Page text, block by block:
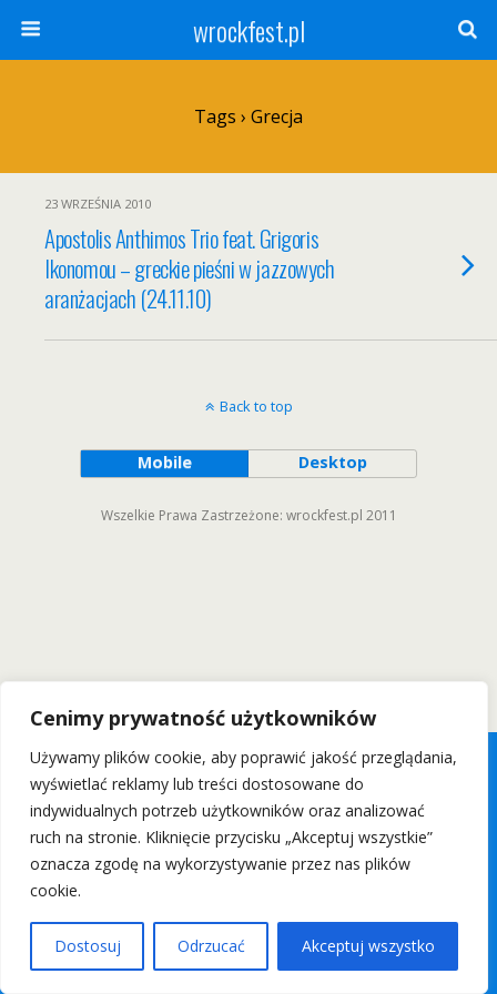
Cenimy prywatność użytkowników
Używamy plików cookie, aby poprawić jakość przeglądania,
wyświetlać reklamy lub treści dostosowane do
indywidualnych potrzeb użytkowników oraz analizować
ruch na stronie. Kliknięcie przycisku „Akceptuj wszystkie”
oznacza zgodę na wykorzystywanie przez nas plików
cookie.
Dostosuj Odrzucać Akceptuj wszystko
wrockfest.pl
Tags › Grecja
23 WRZEŚNIA 2010
Apostolis Anthimos Trio feat. Grigoris
Ikonomou – greckie pieśni w jazzowych
aranżacjach (24.11.10)
Back to top
Mobile Desktop
Wszelkie Prawa Zastrzeżone: wrockfest.pl 2011